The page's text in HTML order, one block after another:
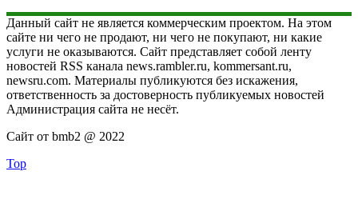
Данный сайт не является коммерческим проектом. На этом
сайте ни чего не продают, ни чего не покупают, ни какие
услуги не оказываются. Сайт представляет собой ленту
новостей RSS канала news.rambler.ru, kommersant.ru,
newsru.com. Материалы публикуются без искажения,
ответственность за достоверность публикуемых новостей
Администрация сайта не несёт.
Сайт от bmb2 @ 2022
Top